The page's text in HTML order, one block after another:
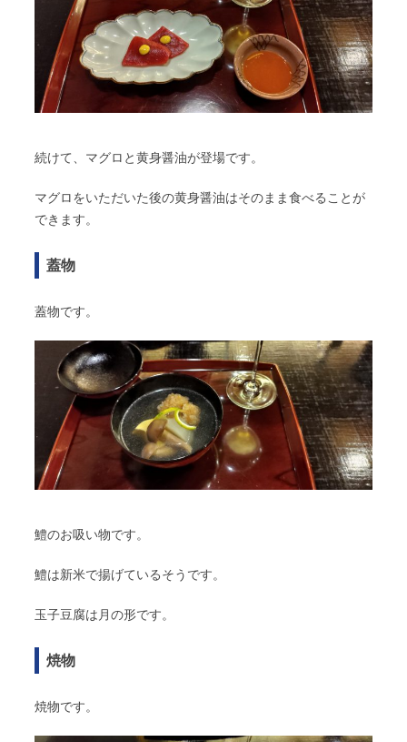
続けて、マグロと黄身醤油が登場です。
マグロをいただいた後の黄身醤油はそのまま食べることが
できます。
蓋物
蓋物です。
鱧のお吸い物です。
鱧は新米で揚げているそうです。
玉子豆腐は月の形です。
焼物
焼物です。